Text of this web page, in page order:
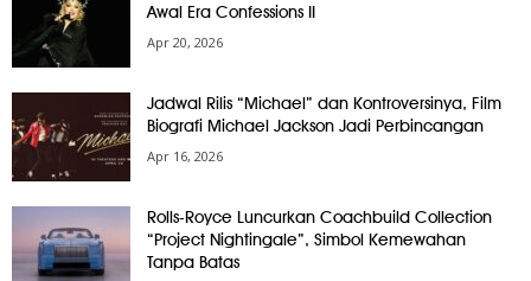
Awal Era Confessions II
Apr 20, 2026
Jadwal Rilis “Michael” dan Kontroversinya, Film
Biografi Michael Jackson Jadi Perbincangan
Apr 16, 2026
Rolls-Royce Luncurkan Coachbuild Collection
“Project Nightingale”, Simbol Kemewahan
Tanpa Batas